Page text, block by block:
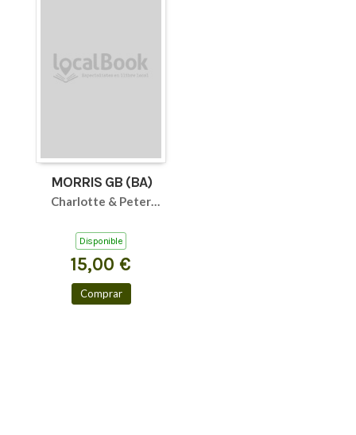
MORRIS GB (BA)
Charlotte & Peter
Disponible
15,00 €
Comprar